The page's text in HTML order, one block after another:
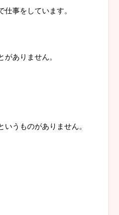
事をしています。
ありません。
うものがありません。